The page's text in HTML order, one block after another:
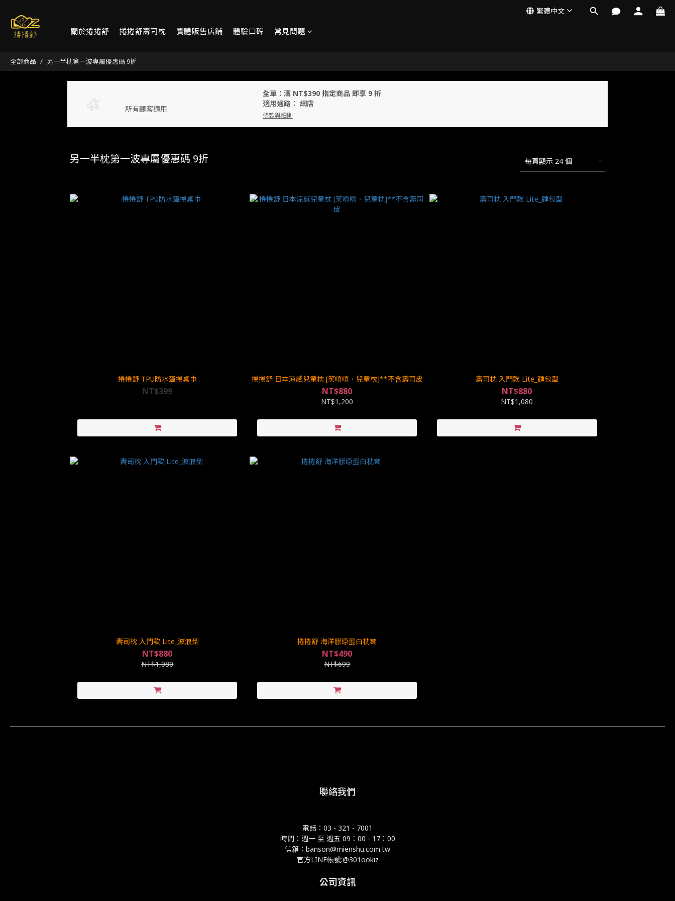
關於捲捲舒 捲捲舒壽司枕 實體販售店鋪 體驗口碑 常見問題
繁體中文
全部商品 另一半枕第一波專屬優惠碼 9折
所有顧客適用
全單：滿 NT$390 指定商品 即享 9 折
適用通路： 網店
條款與細則
另一半枕第一波專屬優惠碼 9折 每頁顯示 24 個
捲捲舒 TPU防水蛋捲桌巾
NT$399
捲捲舒 日本涼感兒童枕 [笑嘻嘻．兒童枕]**不含壽司皮
NT$880
NT$1,200
壽司枕 入門款 Lite_麵包型
NT$880
NT$1,080
壽司枕 入門款 Lite_波浪型
NT$880
NT$1,080
捲捲舒 海洋膠原蛋白枕套
NT$490
NT$699
聯絡我們
電話：03 - 321 - 7001
時間：週一 至 週五 09：00 - 17：00
信箱：banson@mienshu.com.tw
官方LINE帳號:@301ookiz
公司資訊